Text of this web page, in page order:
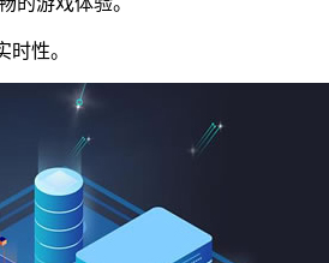
性。